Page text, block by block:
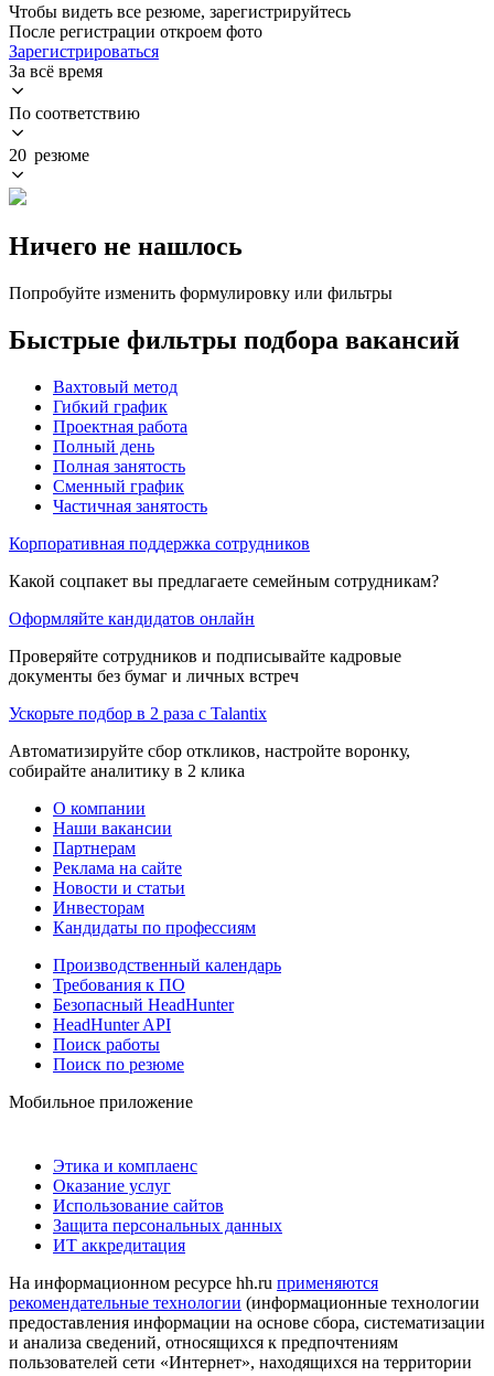
Чтобы видеть все резюме, зарегистрируйтесь
После регистрации откроем фото
Зарегистрироваться
За всё время
По соответствию
20 резюме
Ничего не нашлось
Попробуйте изменить формулировку или фильтры
Быстрые фильтры подбора вакансий
Вахтовый метод
Гибкий график
Проектная работа
Полный день
Полная занятость
Сменный график
Частичная занятость
Корпоративная поддержка сотрудников
Какой соцпакет вы предлагаете семейным сотрудникам?
Оформляйте кандидатов онлайн
Проверяйте сотрудников и подписывайте кадровые
документы без бумаг и личных встреч
Ускорьте подбор в 2 раза с Talantix
Автоматизируйте сбор откликов, настройте воронку,
собирайте аналитику в 2 клика
О компании
Наши вакансии
Партнерам
Реклама на сайте
Новости и статьи
Инвесторам
Кандидаты по профессиям
Производственный календарь
Требования к ПО
Безопасный HeadHunter
HeadHunter API
Поиск работы
Поиск по резюме
Мобильное приложение
Этика и комплаенс
Оказание услуг
Использование сайтов
Защита персональных данных
ИТ аккредитация
На информационном ресурсе hh.ru применяются
рекомендательные технологии (информационные технологии
предоставления информации на основе сбора, систематизации
и анализа сведений, относящихся к предпочтениям
пользователей сети «Интернет», находящихся на территории